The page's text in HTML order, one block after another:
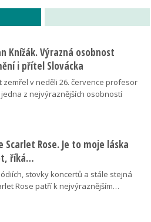
Knížák. Výrazná osobnost
i přítel Slovácka
zemřel v neděli 26. července profesor
jedna z nejvýraznějších osobností
Scarlet Rose. Je to moje láska
říká…
stovky koncertů a stále stejná
Rose patří k nejvýraznějším…